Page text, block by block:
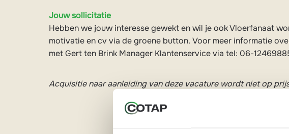
Jouw sollicitatie
Hebben we jouw interesse gewekt en wil je ook Vloerfanaat
motivatie en cv via de groene button. Voor meer informatie
met Gert ten Brink Manager Klantenservice via tel: 06-
Acquisitie naar aanleiding van deze vacature wordt niet op